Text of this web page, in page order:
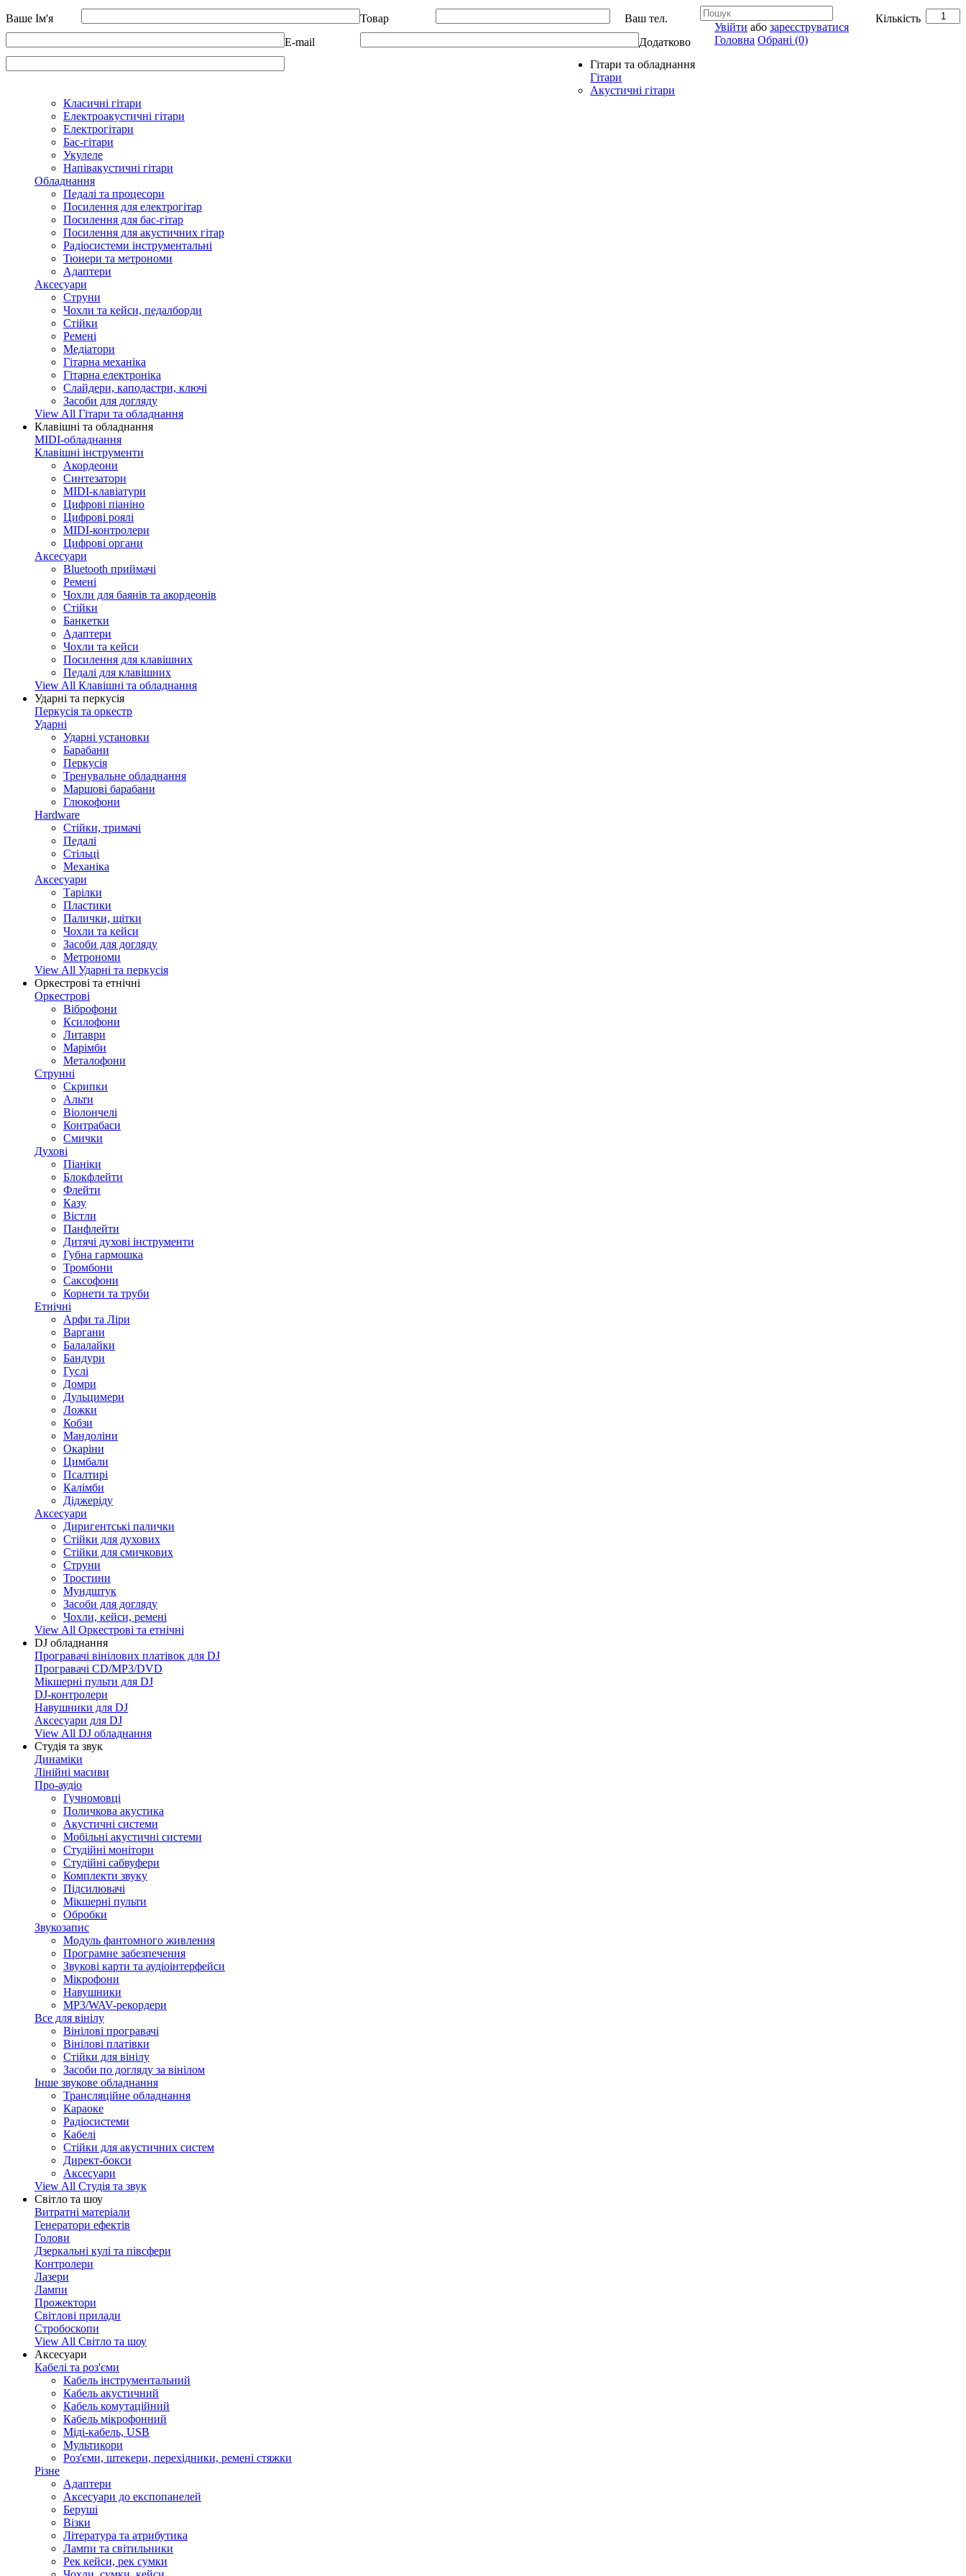
Ваше Ім'я Товар Кількість
Ваш тел.
E-mail
Додатково
Allegro - Music: Музичні інструменти в Україні
Увійти або зареєструватися
Головна Обрані (0)
Гітари та обладнання
Гітари
Акустичні гітари
Класичні гітари
Електроакустичні гітари
Електрогітари
Бас-гітари
Укулеле
Напівакустичні гітари
Обладнання
Педалі та процесори
Посилення для електрогітар
Посилення для бас-гітар
Посилення для акустичних гітар
Радіосистеми інструментальні
Тюнери та метрономи
Адаптери
Аксесуари
Струни
Чохли та кейси, педалборди
Стійки
Ремені
Медіатори
Гітарна механіка
Гітарна електроніка
Слайдери, каподастри, ключі
Засоби для догляду
View All Гітари та обладнання
Клавішні та обладнання
MIDI-обладнання
Клавішні інструменти
Акордеони
Синтезатори
MIDI-клавіатури
Цифрові піаніно
Цифрові роялі
MIDI-контролери
Цифрові органи
Аксесуари
Bluetooth приймачі
Ремені
Чохли для баянів та акордеонів
Стійки
Банкетки
Адаптери
Чохли та кейси
Посилення для клавішних
Педалі для клавішних
View All Клавішні та обладнання
Ударні та перкусія
Перкусія та оркестр
Ударні
Ударні установки
Барабани
Перкусія
Тренувальне обладнання
Маршові барабани
Глюкофони
Hardware
Стійки, тримачі
Педалі
Стільці
Механіка
Аксесуари
Тарілки
Пластики
Палички, щітки
Чохли та кейси
Засоби для догляду
Метрономи
View All Ударні та перкусія
Оркестрові та етнічні
Оркестрові
Віброфони
Ксилофони
Литаври
Марімби
Металофони
Струнні
Скрипки
Альти
Віолончелі
Контрабаси
Смички
Духові
Піаніки
Блокфлейти
Флейти
Казу
Вістли
Панфлейти
Дитячі духові інструменти
Губна гармошка
Тромбони
Саксофони
Корнети та труби
Етнічні
Арфи та Ліри
Варгани
Балалайки
Бандури
Гуслі
Домри
Дульцимери
Ложки
Кобзи
Мандоліни
Окаріни
Цимбали
Псалтирі
Калімби
Діджеріду
Аксесуари
Диригентські палички
Стійки для духових
Стійки для смичкових
Струни
Тростини
Мундштук
Засоби для догляду
Чохли, кейси, ремені
View All Оркестрові та етнічні
DJ обладнання
Програвачі вінілових платівок для DJ
Програвачі CD/MP3/DVD
Мікшерні пульти для DJ
DJ-контролери
Навушники для DJ
Аксесуари для DJ
View All DJ обладнання
Студія та звук
Динаміки
Лінійні масиви
Про-аудіо
Гучномовці
Поличкова акустика
Акустичні системи
Мобільні акустичні системи
Студійні монітори
Студійні сабвуфери
Комплекти звуку
Підсилювачі
Мікшерні пульти
Обробки
Звукозапис
Модуль фантомного живлення
Програмне забезпечення
Звукові карти та аудіоінтерфейси
Мікрофони
Навушники
MP3/WAV-рекордери
Все для вінілу
Вінілові програвачі
Вінілові платівки
Стійки для вінілу
Засоби по догляду за вінілом
Інше звукове обладнання
Трансляційне обладнання
Караоке
Радіосистеми
Кабелі
Стійки для акустичних систем
Директ-бокси
Аксесуари
View All Студія та звук
Світло та шоу
Витратні матеріали
Генератори ефектів
Голови
Дзеркальні кулі та півсфери
Контролери
Лазери
Лампи
Прожектори
Світлові прилади
Стробоскопи
View All Світло та шоу
Аксесуари
Кабелі та роз'єми
Кабель інструментальний
Кабель акустичний
Кабель комутаційний
Кабель мікрофонний
Міді-кабель, USB
Мультикори
Роз'єми, штекери, перехідники, ремені стяжки
Різне
Адаптери
Аксесуари до експопанелей
Беруші
Візки
Література та атрибутика
Лампи та світильники
Рек кейси, рек сумки